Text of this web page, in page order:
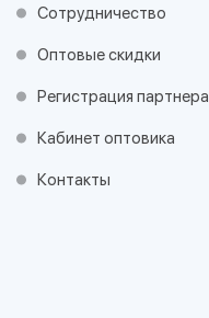
Сотрудничество
Оптовые скидки
Регистрация партнера
Кабинет оптовика
Контакты